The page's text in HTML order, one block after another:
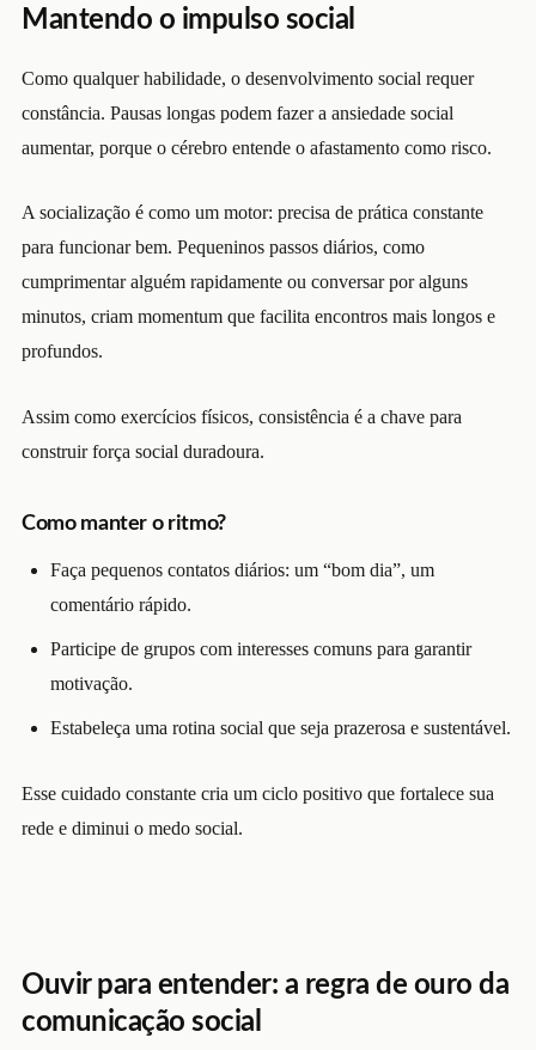
Mantendo o impulso social
Como qualquer habilidade, o desenvolvimento social requer
constância. Pausas longas podem fazer a ansiedade social
aumentar, porque o cérebro entende o afastamento como risco.
A socialização é como um motor: precisa de prática constante
para funcionar bem. Pequeninos passos diários, como
cumprimentar alguém rapidamente ou conversar por alguns
minutos, criam momentum que facilita encontros mais longos e
profundos.
Assim como exercícios físicos, consistência é a chave para
construir força social duradoura.
Como manter o ritmo?
Faça pequenos contatos diários: um “bom dia”, um
comentário rápido.
Participe de grupos com interesses comuns para garantir
motivação.
Estabeleça uma rotina social que seja prazerosa e sustentável.
Esse cuidado constante cria um ciclo positivo que fortalece sua
rede e diminui o medo social.
Ouvir para entender: a regra de ouro da
comunicação social